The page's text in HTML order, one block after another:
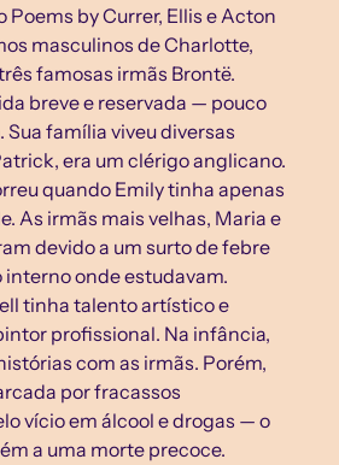
Poems by Currer, Ellis e Acton
masculinos de Charlotte,
famosas irmãs Brontë.
breve e reservada — pouco
Sua família viveu diversas
era um clérigo anglicano.
quando Emily tinha apenas
As irmãs mais velhas, Maria e
devido a um surto de febre
onde estudavam.
tinha talento artístico e
profissional. Na infância,
com as irmãs. Porém,
por fracassos
vício em álcool e drogas — o
a uma morte precoce.